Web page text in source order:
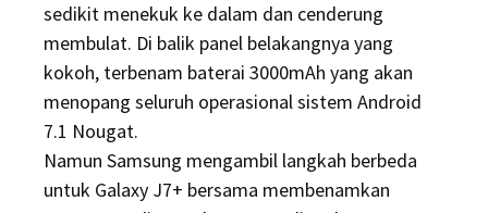
sedikit menekuk ke dalam dan cenderung
membulat. Di balik panel belakangnya yang
kokoh, terbenam baterai 3000mAh yang akan
menopang seluruh operasional sistem Android
7.1 Nougat.
Namun Samsung mengambil langkah berbeda
untuk Galaxy J7+ bersama membenamkan